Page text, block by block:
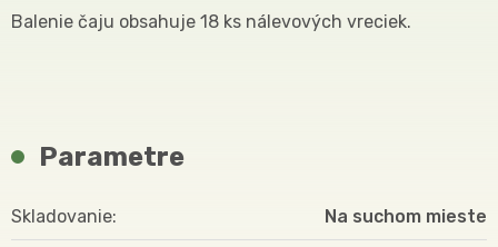
Balenie čaju obsahuje 18 ks nálevových vreciek.
Parametre
Skladovanie Na suchom mieste